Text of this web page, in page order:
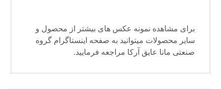
برای مشاهده نمونه عکس های بیشتر از محصول و
سایر محصولات میتوانید به صفحه اینستاگرام گروه
صنعتی مانا عایق آرکا مراجعه فرمایید.